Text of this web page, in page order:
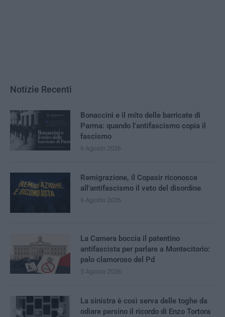
Notizie Recenti
Bonaccini e il mito delle barricate di
Parma: quando l’antifascismo copia il
fascismo
6 Agosto 2026
Remigrazione, il Copasir riconosce
all’antifascismo il veto del disordine
6 Agosto 2026
La Camera boccia il patentino
antifascista per parlare a Montecitorio:
palo clamoroso del Pd
5 Agosto 2026
La sinistra è così serva delle toghe da
odiare persino il ricordo di Enzo Tortora